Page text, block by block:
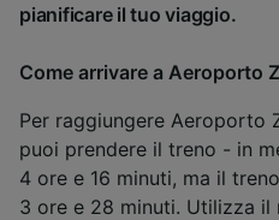
pianificare il tuo viaggio.
Come arrivare a Aeroporto
Per raggiungere Aeroporto
puoi prendere il treno - in
4 ore e 16 minuti, ma il
3 ore e 28 minuti. Utilizza il